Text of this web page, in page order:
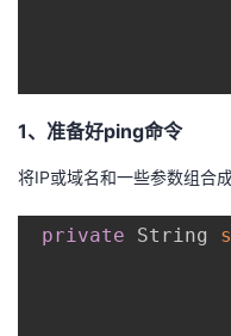
者
的
我
1、准备好ping命令
将IP或域名和一些参数组合
private String